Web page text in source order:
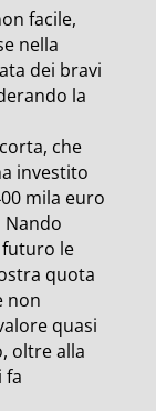
facile,
nella
dei bravi
la
che
investito
mila euro
Nando
le
quota
non
quasi
oltre alla
fa